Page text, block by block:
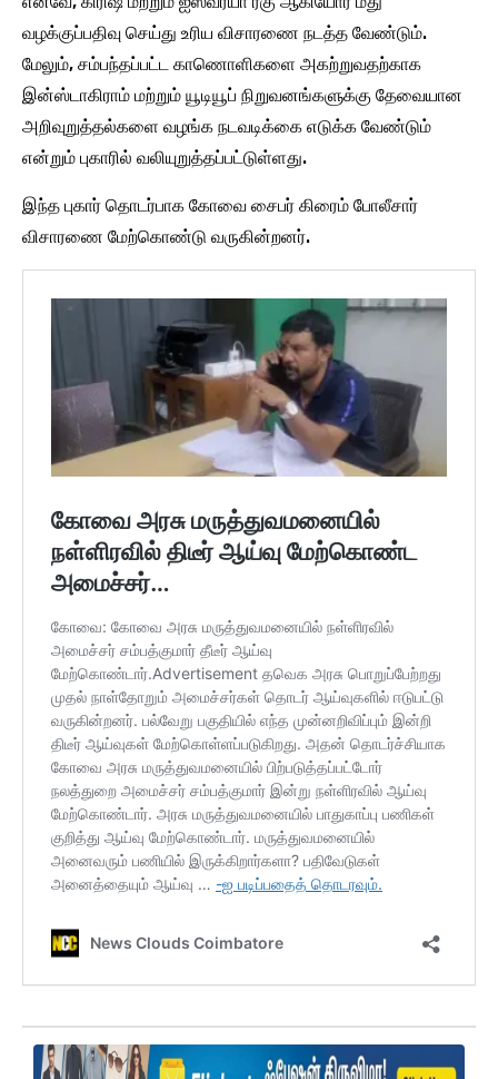
வழக்குப்பதிவு செய்து உரிய விசாரணை நடத்த வேண்டும்.
மேலும், சம்பந்தப்பட்ட காணொளிகளை அகற்றுவதற்காக
இன்ஸ்டாகிராம் மற்றும் யூடியூப் நிறுவனங்களுக்கு தேவையான
அறிவுறுத்தல்களை வழங்க நடவடிக்கை எடுக்க வேண்டும்
என்றும் புகாரில் வலியுறுத்தப்பட்டுள்ளது.
இந்த புகார் தொடர்பாக கோவை சைபர் கிரைம் போலீசார்
விசாரணை மேற்கொண்டு வருகின்றனர்.